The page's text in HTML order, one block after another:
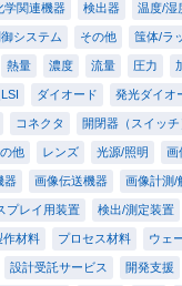
学関連機器 検出器 温度/湿
システム その他 筺体/ラ
熱量 濃度 流量 圧力
ダイオード 発光ダイオ
コネクタ 開閉器（スイッチ
他 レンズ 光源/照明 画
器 画像伝送機器 画像計測/
プレイ用装置 検出/測定装置
作材料 プロセス材料 ウェ
設計受託サービス 開発支援